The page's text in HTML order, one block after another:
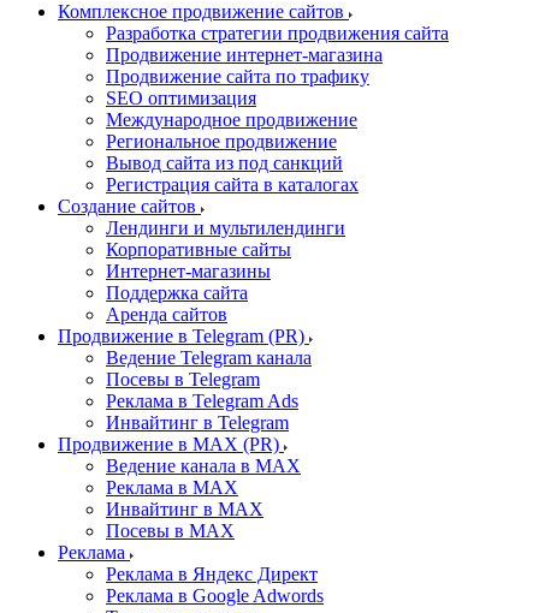
Комплексное продвижение сайтов
Разработка стратегии продвижения сайта
Продвижение интернет-магазина
Продвижение сайта по трафику
SEO оптимизация
Международное продвижение
Региональное продвижение
Вывод сайта из под санкций
Регистрация сайта в каталогах
Создание сайтов
Лендинги и мультилендинги
Корпоративные сайты
Интернет-магазины
Поддержка сайта
Аренда сайтов
Продвижение в Telegram (PR)
Ведение Telegram канала
Посевы в Telegram
Реклама в Telegram Ads
Инвайтинг в Telegram
Продвижение в MAX (PR)
Ведение канала в MAX
Реклама в MAX
Инвайтинг в MAX
Посевы в MAX
Реклама
Реклама в Яндекс Директ
Реклама в Google Adwords